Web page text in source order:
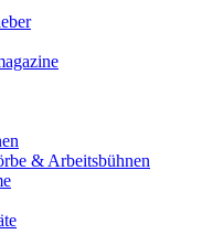
& Arbeitsbühnen